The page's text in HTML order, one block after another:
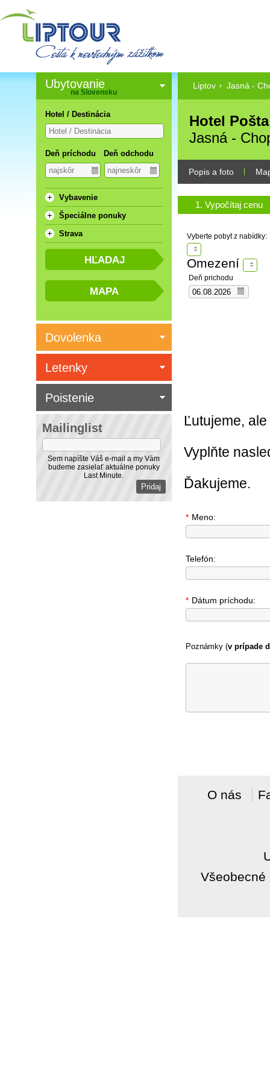
Liptov Jasná -
Hotel
Jasná -
Popis a foto
1. Vypočítaj cenu
Vyberte pobyt z nabídky:
Omezení
Deň prichodu
Ľutujeme,
Vyplňte
Ďakujeme.
* Meno:
Telefón:
* Dátum príchodu:
Poznámky (v prípade
O nás
Ubytovanie
na Slovensku
Hotel / Destinácia
Deň príchodu Deň odchodu
Vybavenie
Špeciálne ponuky
Strava
Dovolenka
Mailinglist
Sem napíšte Váš e-mail a my Vám
budeme zasielať aktuálne ponuky
Last Minute.
Letenky
Poistenie